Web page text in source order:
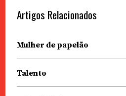
Artigos Relacionados
Mulher de papelão
Talento